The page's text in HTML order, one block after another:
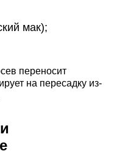
мак);
переносит
на пересадку из-